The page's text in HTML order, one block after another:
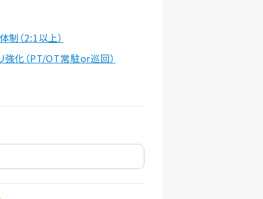
制（2:1以上）
強化（PT/OT常駐or巡回）